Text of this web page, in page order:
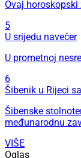
Ovaj
5
U srijedu navečer
U prometnoj
6
Šibenik u Rijeci
Šibenske
međunarodnu
VIŠE
Oglas